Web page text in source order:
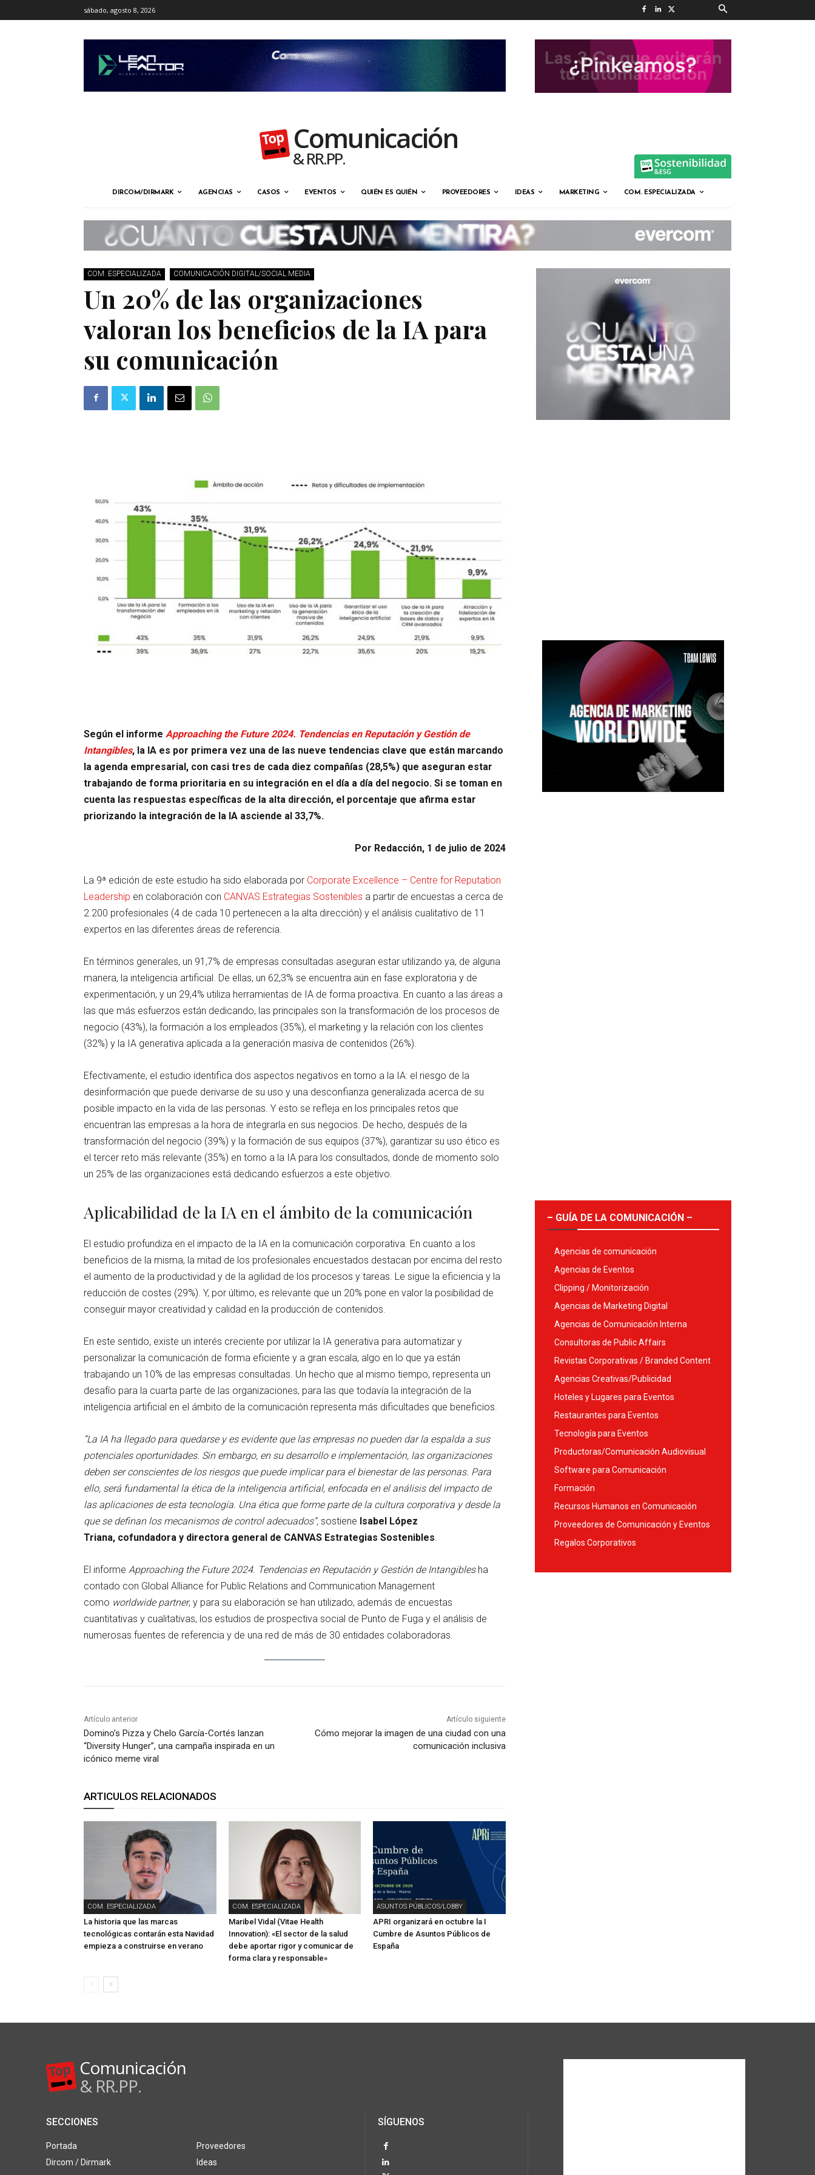
sábado, agosto 8, 2026
Comunicación
& RR.PP.
DIRCOM/DIRMARK AGENCIAS CASOS EVENTOS QUIÉN ES QUIÉN PROVEEDORES IDEAS MARKETING COM. ESPECIALIZADA
COM. ESPECIALIZADA COMUNICACIÓN DIGITAL/SOCIAL MEDIA
Un 20% de las organizaciones
valoran los beneficios de la IA para
su comunicación
Según el informe Approaching the Future 2024. Tendencias en Reputación y Gestión de
Intangibles, la IA es por primera vez una de las nueve tendencias clave que están marcando
la agenda empresarial, con casi tres de cada diez compañías (28,5%) que aseguran estar
trabajando de forma prioritaria en su integración en el día a día del negocio. Si se toman en
cuenta las respuestas específicas de la alta dirección, el porcentaje que afirma estar
priorizando la integración de la IA asciende al 33,7%.
Por Redacción, 1 de julio de 2024
La 9ª edición de este estudio ha sido elaborada por Corporate Excellence – Centre for Reputation
Leadership en colaboración con CANVAS Estrategias Sostenibles a partir de encuestas a cerca de
2.200 profesionales (4 de cada 10 pertenecen a la alta dirección) y el análisis cualitativo de 11
expertos en las diferentes áreas de referencia.
En términos generales, un 91,7% de empresas consultadas aseguran estar utilizando ya, de alguna
manera, la inteligencia artificial. De ellas, un 62,3% se encuentra aún en fase exploratoria y de
experimentación, y un 29,4% utiliza herramientas de IA de forma proactiva. En cuanto a las áreas a
las que más esfuerzos están dedicando, las principales son la transformación de los procesos de
negocio (43%), la formación a los empleados (35%), el marketing y la relación con los clientes
(32%) y la IA generativa aplicada a la generación masiva de contenidos (26%).
Efectivamente, el estudio identifica dos aspectos negativos en torno a la IA: el riesgo de la
desinformación que puede derivarse de su uso y una desconfianza generalizada acerca de su
posible impacto en la vida de las personas. Y esto se refleja en los principales retos que
encuentran las empresas a la hora de integrarla en sus negocios. De hecho, después de la
transformación del negocio (39%) y la formación de sus equipos (37%), garantizar su uso ético es
el tercer reto más relevante (35%) en torno a la IA para los consultados, donde de momento solo
un 25% de las organizaciones está dedicando esfuerzos a este objetivo.
Aplicabilidad de la IA en el ámbito de la comunicación
El estudio profundiza en el impacto de la IA en la comunicación corporativa. En cuanto a los
beneficios de la misma, la mitad de los profesionales encuestados destacan por encima del resto
el aumento de la productividad y de la agilidad de los procesos y tareas. Le sigue la eficiencia y la
reducción de costes (29%). Y, por último, es relevante que un 20% pone en valor la posibilidad de
conseguir mayor creatividad y calidad en la producción de contenidos.
En este sentido, existe un interés creciente por utilizar la IA generativa para automatizar y
personalizar la comunicación de forma eficiente y a gran escala, algo en lo que ya están
trabajando un 10% de las empresas consultadas. Un hecho que al mismo tiempo, representa un
desafío para la cuarta parte de las organizaciones, para las que todavía la integración de la
inteligencia artificial en el ámbito de la comunicación representa más dificultades que beneficios.
“La IA ha llegado para quedarse y es evidente que las empresas no pueden dar la espalda a sus
potenciales oportunidades. Sin embargo, en su desarrollo e implementación, las organizaciones
deben ser conscientes de los riesgos que puede implicar para el bienestar de las personas. Para
ello, será fundamental la ética de la inteligencia artificial, enfocada en el análisis del impacto de
las aplicaciones de esta tecnología. Una ética que forme parte de la cultura corporativa y desde la
que se definan los mecanismos de control adecuados”, sostiene Isabel López
Triana, cofundadora y directora general de CANVAS Estrategias Sostenibles
El informe Approaching the Future 2024. Tendencias en Reputación y Gestión de Intangiblesha
contado con Global Alliance for Public Relations and Communication Management
como worldwide partner, y para su elaboración se han utilizado, además de encuestas
cuantitativas y cualitativas, los estudios de prospectiva social de Punto de Fuga y el análisis de
numerosas fuentes de referencia y de una red de más de 30 entidades colaboradoras.
Artículo anterior
Domino’s Pizza y Chelo García-Cortés lanzan
“Diversity Hunger”, una campaña inspirada en un
icónico meme viral
Artículo siguiente
Cómo mejorar la imagen de una ciudad con una
comunicación inclusiva
ARTICULOS RELACIONADOS
COM. ESPECIALIZADA
La historia que las marcas
tecnológicas contarán esta Navidad
empieza a construirse en verano
COM. ESPECIALIZADA
Maribel Vidal (Vitae Health
Innovation): «El sector de la salud
debe aportar rigor y comunicar de
forma clara y responsable»
ASUNTOS PÚBLICOS/LOBBY
APRI organizará en octubre la I
Cumbre de Asuntos Públicos de
España
– GUÍA DE LA COMUNICACIÓN –
Agencias de comunicación
Agencias de Eventos
Clipping / Monitorización
Agencias de Marketing Digital
Agencias de Comunicación Interna
Consultoras de Public Affairs
Revistas Corporativas / Branded Content
Agencias Creativas/Publicidad
Hoteles y Lugares para Eventos
Restaurantes para Eventos
Tecnología para Eventos
Productoras/Comunicación Audiovisual
Software para Comunicación
Formación
Recursos Humanos en Comunicación
Proveedores de Comunicación y Eventos
Regalos Corporativos
Comunicación
& RR.PP.
SECCIONES
Portada
Dircom / Dirmark
Proveedores
Ideas
SÍGUENOS